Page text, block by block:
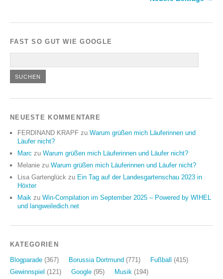
FAST SO GUT WIE GOOGLE
NEUESTE KOMMENTARE
FERDINAND KRAPF zu Warum grüßen mich Läuferinnen und
Läufer nicht?
Marc zu Warum grüßen mich Läuferinnen und Läufer nicht?
Melanie zu Warum grüßen mich Läuferinnen und Läufer nicht?
Lisa Gartenglück zu Ein Tag auf der Landesgartenschau 2023 in
Höxter
Maik zu Win-Compilation im September 2025 – Powered by WIHEL
und langweiledich.net
KATEGORIEN
Blogparade (367) Borussia Dortmund (771) Fußball
(415)
Gewinnspiel (121) Google (95) Musik (194)